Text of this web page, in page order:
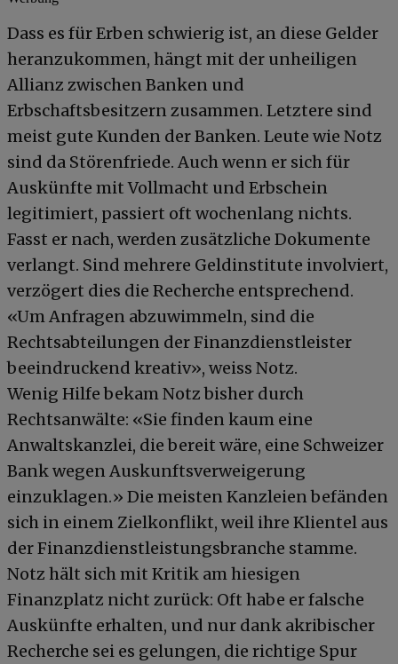
Dass es für Erben schwierig ist, an diese Gelder
heranzukommen, hängt mit der unheiligen
Allianz zwischen Banken und
Erbschaftsbesitzern zusammen. Letztere sind
meist gute Kunden der Banken. Leute wie Notz
sind da Störenfriede. Auch wenn er sich für
Auskünfte mit Vollmacht und Erbschein
legitimiert, passiert oft wochenlang nichts.
Fasst er nach, werden zusätzliche Dokumente
verlangt. Sind mehrere Geldinstitute involviert,
verzögert dies die Recherche entsprechend.
«Um Anfragen abzuwimmeln, sind die
Rechtsabteilungen der Finanzdienstleister
beeindruckend kreativ», weiss Notz.
Wenig Hilfe bekam Notz bisher durch
Rechtsanwälte: «Sie finden kaum eine
Anwaltskanzlei, die bereit wäre, eine Schweizer
Bank wegen Auskunftsverweigerung
einzuklagen.» Die meisten Kanzleien befänden
sich in einem Zielkonflikt, weil ihre Klientel aus
der Finanzdienstleistungsbranche stamme.
Notz hält sich mit Kritik am hiesigen
Finanzplatz nicht zurück: Oft habe er falsche
Auskünfte erhalten, und nur dank akribischer
Recherche sei es gelungen, die richtige Spur